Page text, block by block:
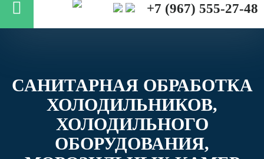
+7 (967) 555-27-48
САНИТАРНАЯ ОБРАБОТКА
ХОЛОДИЛЬНИКОВ,
ХОЛОДИЛЬНОГО
ОБОРУДОВАНИЯ,